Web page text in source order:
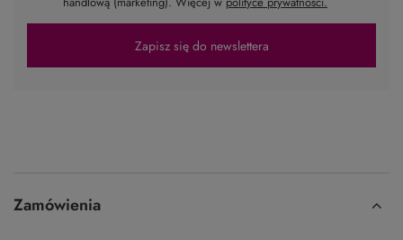
Zapisz się do newslettera
Zamówienia